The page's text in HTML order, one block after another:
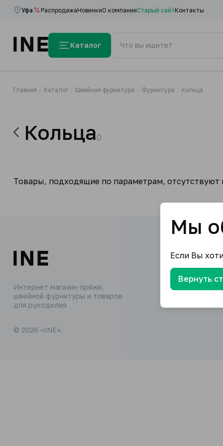
Уфа РаспродажаНовинкиО компанииСтарый сайтКонтакты
Каталог
Главная Каталог Швейная фурнитура Фурнитура Кольца
Кольца0
Товары, подходящие по параметрам, отсутствуют
Интернет магазин пряжи,
швейной фурнитуры и товаров
для рукоделия
© 2026 «INE».
Мы
Если Вы
Вернуть